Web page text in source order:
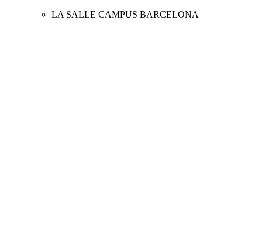
LA SALLE CAMPUS BARCELONA